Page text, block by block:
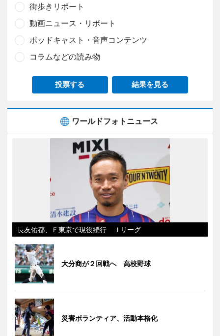
街歩きリポート
動画ニュース・リポート
ポッドキャスト・音声コンテンツ
コラムなどの読み物
投票する 結果を見る
ワールドフォトニュース
長友佑都、Ｆ東京で現役続行 Ｊリーグ
大分商が２回戦へ 高校野球
災害ボランティア、活動本格化